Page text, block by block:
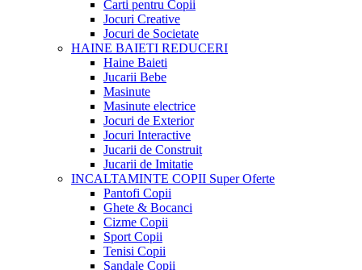
Carti pentru Copii
Jocuri Creative
Jocuri de Societate
HAINE BAIETI REDUCERI
Haine Baieti
Jucarii Bebe
Masinute
Masinute electrice
Jocuri de Exterior
Jocuri Interactive
Jucarii de Construit
Jucarii de Imitatie
INCALTAMINTE COPII Super Oferte
Pantofi Copii
Ghete & Bocanci
Cizme Copii
Sport Copii
Tenisi Copii
Sandale Copii